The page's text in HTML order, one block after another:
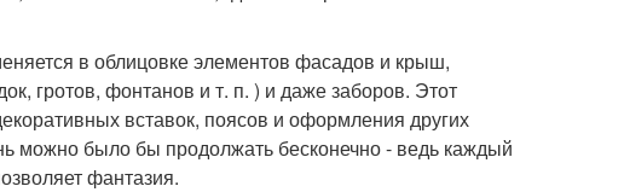
в облицовке элементов фасадов и крыш,
гротов, фонтанов и т. п. ) и даже заборов. Этот
вставок, поясов и оформления других
можно было бы продолжать бесконечно - ведь каждый
фантазия.